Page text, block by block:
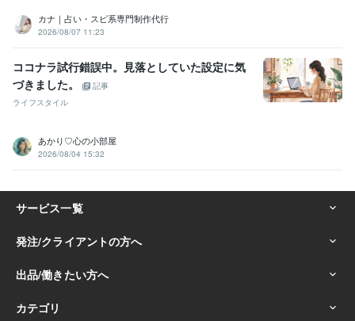
カナ｜占い・スピ系専門制作代行
2026/08/07 11:23
ココナラ試行錯誤中。見落としていた設定に気
づきました。
記事
ライフスタイル
あかり♡心の小部屋
2026/08/04 15:32